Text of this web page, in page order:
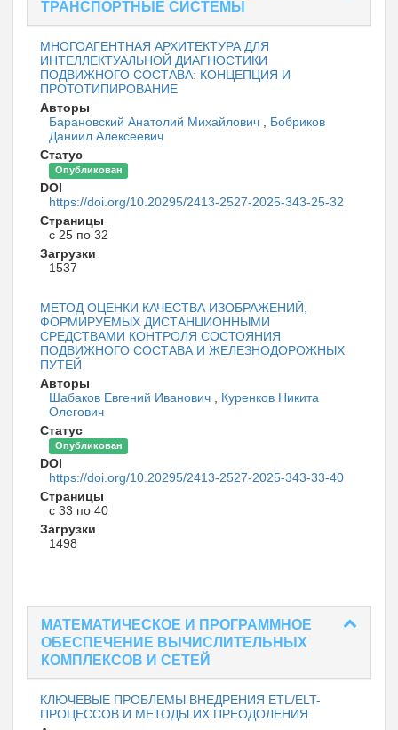
ТРАНСПОРТНЫЕ СИСТЕМЫ
МНОГОАГЕНТНАЯ АРХИТЕКТУРА ДЛЯ
ИНТЕЛЛЕКТУАЛЬНОЙ ДИАГНОСТИКИ
ПОДВИЖНОГО СОСТАВА: КОНЦЕПЦИЯ И
ПРОТОТИПИРОВАНИЕ
Авторы
Барановский Анатолий Михайлович , Бобриков
Даниил Алексеевич
Статус
Опубликован
DOI
https://doi.org/10.20295/2413-2527-2025-343-25-32
Страницы
с 25 по 32
Загрузки
1537
МЕТОД ОЦЕНКИ КАЧЕСТВА ИЗОБРАЖЕНИЙ,
ФОРМИРУЕМЫХ ДИСТАНЦИОННЫМИ
СРЕДСТВАМИ КОНТРОЛЯ СОСТОЯНИЯ
ПОДВИЖНОГО СОСТАВА И ЖЕЛЕЗНОДОРОЖНЫХ
ПУТЕЙ
Авторы
Шабаков Евгений Иванович , Куренков Никита
Олегович
Статус
Опубликован
DOI
https://doi.org/10.20295/2413-2527-2025-343-33-40
Страницы
с 33 по 40
Загрузки
1498
МАТЕМАТИЧЕСКОЕ И ПРОГРАММНОЕ
ОБЕСПЕЧЕНИЕ ВЫЧИСЛИТЕЛЬНЫХ
КОМПЛЕКСОВ И СЕТЕЙ
КЛЮЧЕВЫЕ ПРОБЛЕМЫ ВНЕДРЕНИЯ ETL/ELT-
ПРОЦЕССОВ И МЕТОДЫ ИХ ПРЕОДОЛЕНИЯ